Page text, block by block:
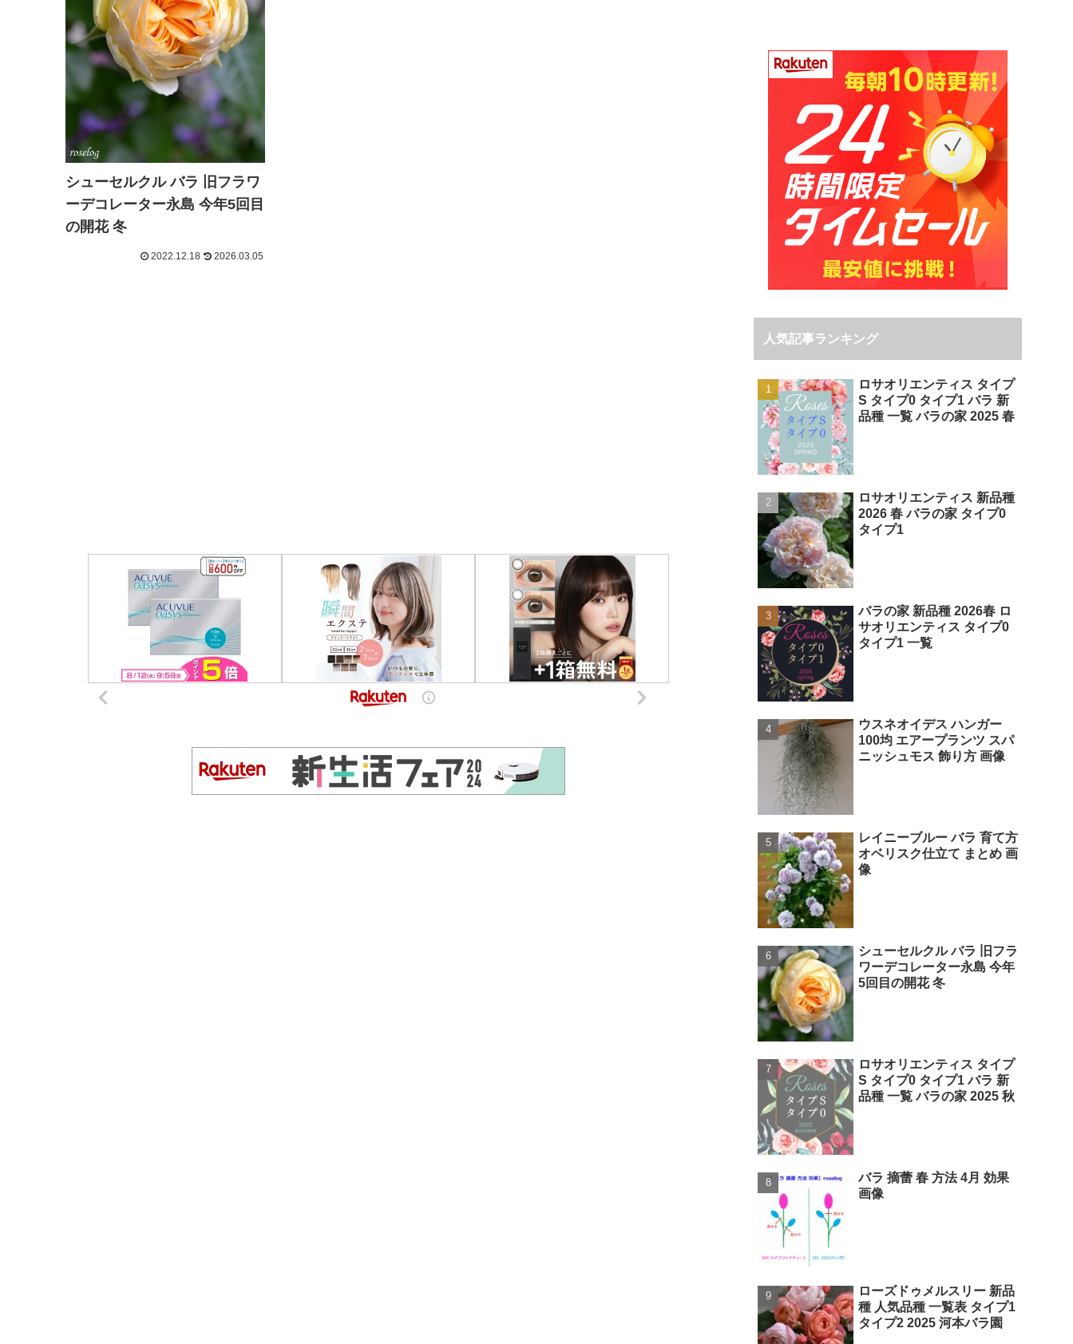
シューセルクル バラ 旧フラワ
ーデコレーター永島 今年5回目
の開花 冬
2022.12.18 2026.03.05
人気記事ランキング
ロサオリエンティス タイプ
S タイプ0 タイプ1 バラ 新
品種 一覧 バラの家 2025 春
ロサオリエンティス 新品種
2026 春 バラの家 タイプ0
タイプ1
バラの家 新品種 2026春 ロ
サオリエンティス タイプ0
タイプ1 一覧
ウスネオイデス ハンガー
100均 エアープランツ スパ
ニッシュモス 飾り方 画像
レイニーブルー バラ 育て方
オベリスク仕立て まとめ 画
像
シューセルクル バラ 旧フラ
ワーデコレーター永島 今年
5回目の開花 冬
ロサオリエンティス タイプ
S タイプ0 タイプ1 バラ 新
品種 一覧 バラの家 2025 秋
バラ 摘蕾 春 方法 4月 効果
画像
ローズドゥメルスリー 新品
種 人気品種 一覧表 タイプ1
タイプ2 2025 河本バラ園